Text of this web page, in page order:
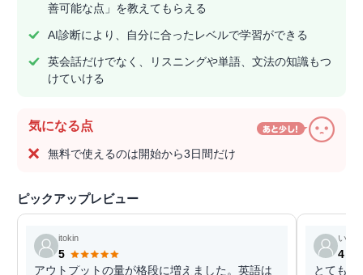
善可能な点」を教えてもらえる
AI診断により、自分に合ったレベルで学習ができる
英会話だけでなく、リスニングや単語、文法の知識もつ
けていける
気になる点
無料で使えるのは開始から3日間だけ
ピックアップレビュー
itokin
5
アウトプットの量が格段に増えました。英語は
いも
4
とても